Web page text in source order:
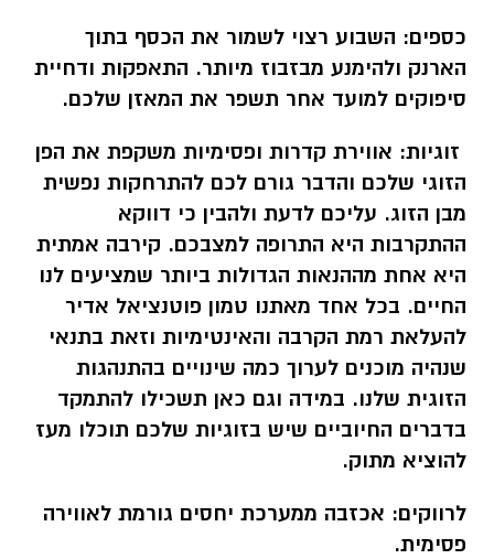
כספים: השבוע רצוי לשמור את הכסף בתוך
הארנק ולהימנע מבזבוז מיותר. התאפקות ודחיית
סיפוקים למועד אחר תשפר את המאזן שלכם.
זוגיות: אווירת קדרות ופסימיות משקפת את הפן
הזוגי שלכם והדבר גורם לכם להתרחקות נפשית
מבן הזוג. עליכם לדעת ולהבין כי דווקא
ההתקרבות היא התרופה למצבכם. קירבה אמתית
היא אחת מההנאות הגדולות ביותר שמציעים לנו
החיים. בכל אחד מאתנו טמון פוטנציאל אדיר
להעלאת רמת הקרבה והאינטימיות וזאת בתנאי
שנהיה מוכנים לערוך כמה שינויים בהתנהגות
הזוגית שלנו. במידה וגם כאן תשכילו להתמקד
בדברים החיוביים שיש בזוגיות שלכם תוכלו מעז
להוציא מתוק.
לרווקים: אכזבה ממערכת יחסים גורמת לאווירה
פסימית.